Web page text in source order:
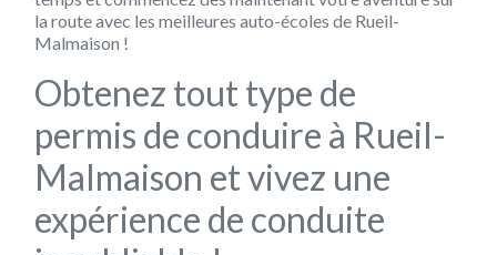
la route avec les meilleures auto-écoles de Rueil-
Malmaison !
Obtenez tout type de
permis de conduire à Rueil-
Malmaison et vivez une
expérience de conduite